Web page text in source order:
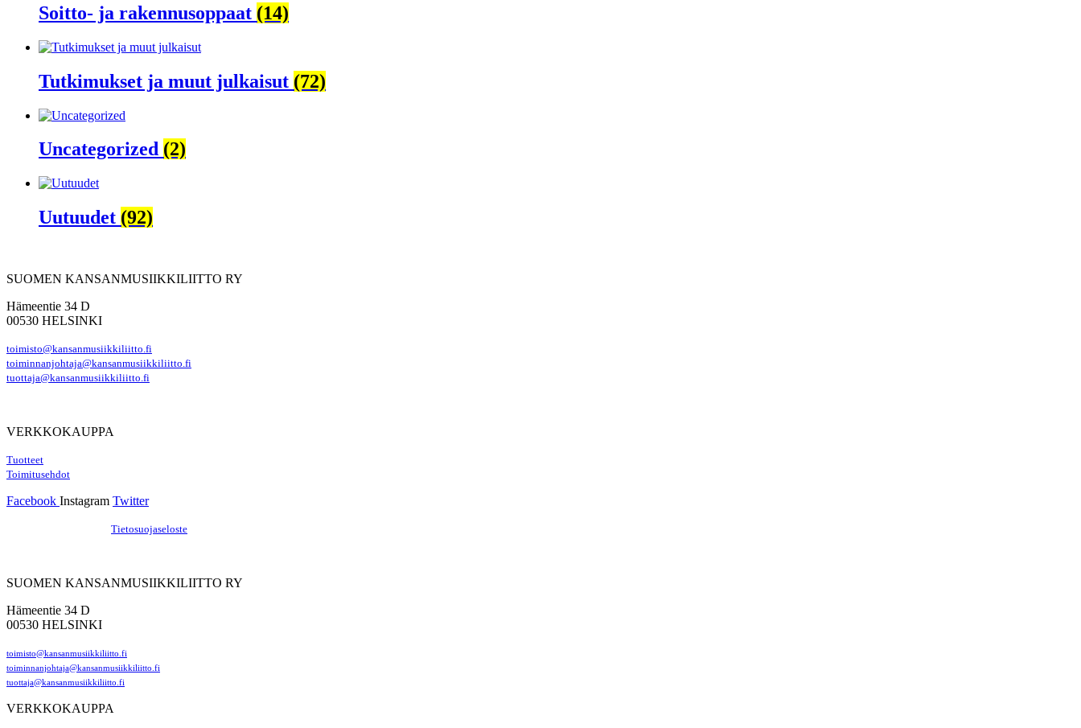
Soitto- ja rakennusoppaat (14)
Tutkimukset ja muut julkaisut (72)
Uncategorized (2)
Uutuudet (92)
SUOMEN KANSANMUSIIKKILIITTO RY
Hämeentie 34 D
00530 HELSINKI
toimisto@kansanmusiikkiliitto.fi
toiminnanjohtaja@kansanmusiikkiliitto.fi
tuottaja@kansanmusiikkiliitto.fi
VERKKOKAUPPA
Tuotteet
Toimitusehdot
Facebook Instagram Twitter
Tietosuojaseloste
SUOMEN KANSANMUSIIKKILIITTO RY
Hämeentie 34 D
00530 HELSINKI
toimisto@kansanmusiikkiliitto.fi
toiminnanjohtaja@kansanmusiikkiliitto.fi
tuottaja@kansanmusiikkiliitto.fi
VERKKOKAUPPA